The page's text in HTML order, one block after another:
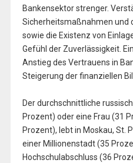
Bankensektor strenger.
Sicherheitsmaßnahmen und
sowie die Existenz von
Gefühl der Zuverlässigkeit.
Anstieg des Vertrauens in
Steigerung der finanziellen
Der durchschnittliche
Prozent) oder eine Frau (31
Prozent), lebt in Moskau, St.
einer Millionenstadt (35
Hochschulabschluss (36